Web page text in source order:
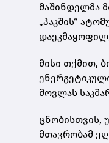
მაშინდელმა
„პაკშის“
მისი თქმით,
მოვლას
ცნობისთვის,
მთავრობამ